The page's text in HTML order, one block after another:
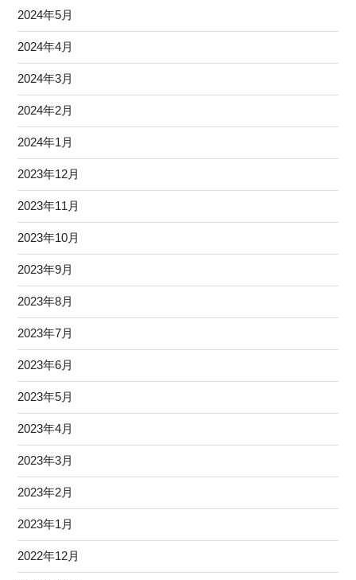
2024年5月
2024年4月
2024年3月
2024年2月
2024年1月
2023年12月
2023年11月
2023年10月
2023年9月
2023年8月
2023年7月
2023年6月
2023年5月
2023年4月
2023年3月
2023年2月
2023年1月
2022年12月